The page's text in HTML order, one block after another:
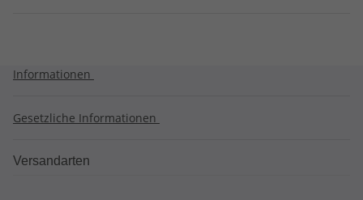
Informationen
Gesetzliche Informationen
Versandarten